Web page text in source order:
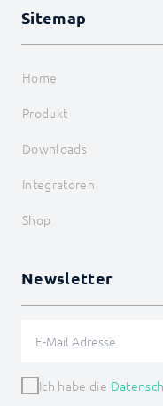
Sitemap
Home
Produkt
Downloads
Integratoren
Shop
Newsletter
Ich habe die